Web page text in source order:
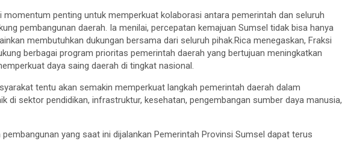
momentum penting untuk memperkuat kolaborasi antara pemerintah dan seluruh
pembangunan daerah. Ia menilai, percepatan kemajuan Sumsel tidak bisa hanya
membutuhkan dukungan bersama dari seluruh pihak.Rica menegaskan, Fraksi
berbagai program prioritas pemerintah daerah yang bertujuan meningkatkan
daya saing daerah di tingkat nasional.
tentu akan semakin memperkuat langkah pemerintah daerah dalam
di sektor pendidikan, infrastruktur, kesehatan, pengembangan sumber daya manusia,
yang saat ini dijalankan Pemerintah Provinsi Sumsel dapat terus